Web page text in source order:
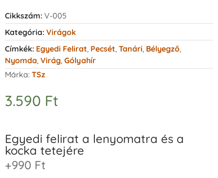
Cikkszám: V-005
Kategória: Virágok
Címkék: Egyedi Felirat Pecsét Tanári Bélyegző
Nyomda Virág Gólyahír
Márka: TSz
3.590 Ft
Egyedi felirat a lenyomatra és a
kocka tetejére
+990 Ft